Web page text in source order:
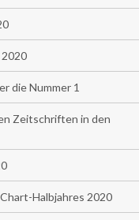
die Nummer 1
Zeitschriften in den
Halbjahres 2020